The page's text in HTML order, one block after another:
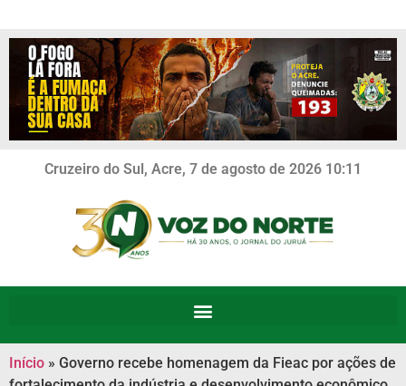
Cruzeiro do Sul, Acre, 7 de agosto de 2026 10:11
Início » Governo recebe homenagem da Fieac por ações de